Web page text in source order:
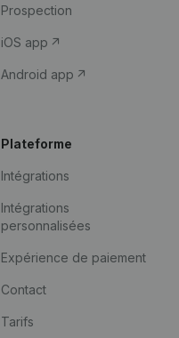
Prospection
iOS app
Android app
Plateforme
Intégrations
Intégrations
personnalisées
Expérience de paiement
Contact
Tarifs